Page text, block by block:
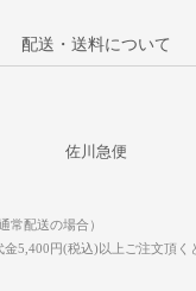
配送・送料について
佐川急便
常配送の場合）
5,400円(税込)以上ご注文頂く